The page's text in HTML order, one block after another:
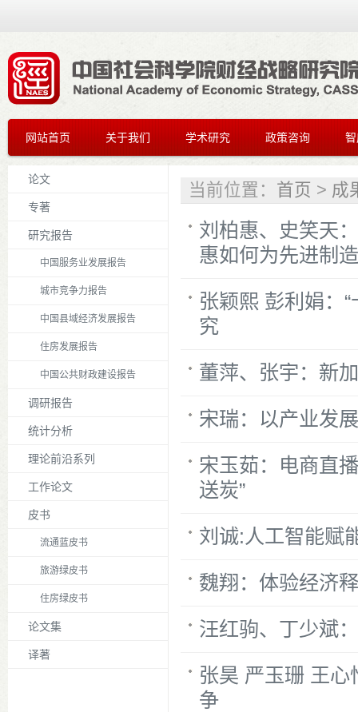
网站首页 关于我们 学术研究 政策咨询
论文
专著
研究报告
中国服务业发展报告
城市竞争力报告
中国县域经济发展报告
住房发展报告
中国公共财政建设报告
调研报告
统计分析
理论前沿系列
工作论文
皮书
流通蓝皮书
旅游绿皮书
住房绿皮书
论文集
译著
当前位置： 首页 > 成
刘柏惠、史笑天
惠如何为先进制
张颖熙 彭利娟：
究
董萍、张宇：新
宋瑞：以产业发
宋玉茹：电商直
送炭”
刘诚:人工智能赋
魏翔：体验经济
汪红驹、丁少斌
张昊 严玉珊 王心
争